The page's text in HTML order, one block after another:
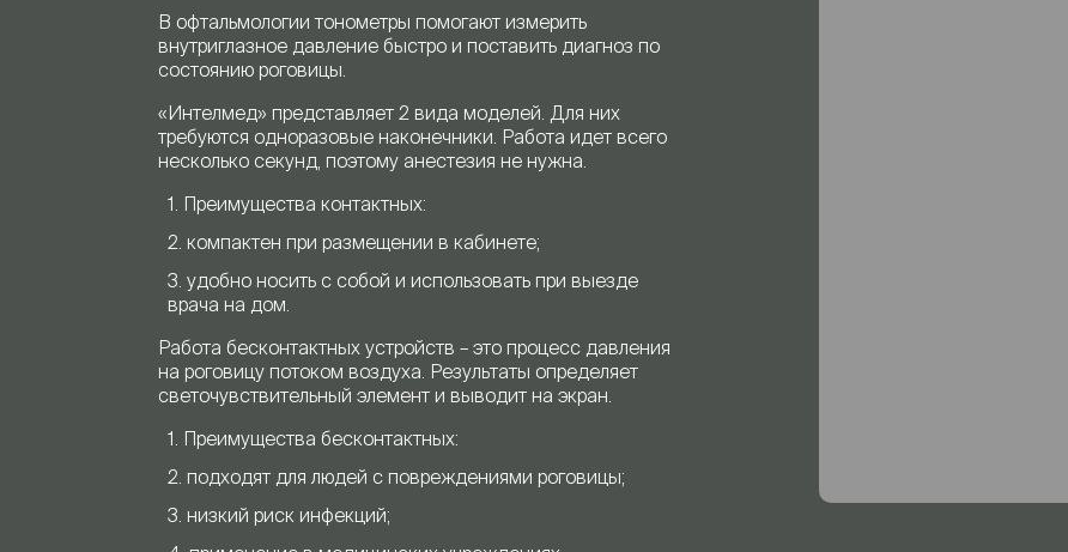
В офтальмологии тонометры помогают измерить
внутриглазное давление быстро и поставить диагноз по
состоянию роговицы.
«Интелмед» представляет 2 вида моделей. Для них
требуются одноразовые наконечники. Работа идет всего
несколько секунд, поэтому анестезия не нужна.
Преимущества контактных:
компактен при размещении в кабинете;
удобно носить с собой и использовать при выезде
врача на дом.
Работа бесконтактных устройств – это процесс давления
на роговицу потоком воздуха. Результаты определяет
светочувствительный элемент и выводит на экран.
Преимущества бесконтактных:
подходят для людей с повреждениями роговицы;
низкий риск инфекций;